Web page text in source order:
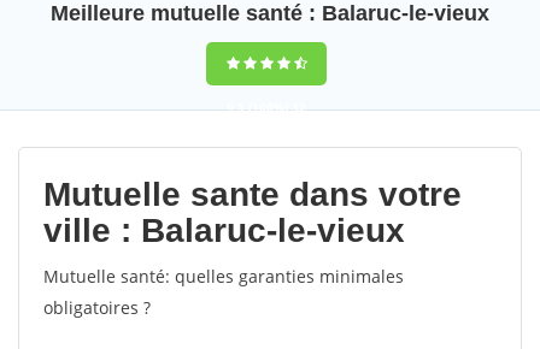
Meilleure mutuelle santé : Balaruc-le-vieux
9,5(100%)32
votes
Mutuelle sante dans votre
ville : Balaruc-le-vieux
Mutuelle santé: quelles garanties minimales
obligatoires ?